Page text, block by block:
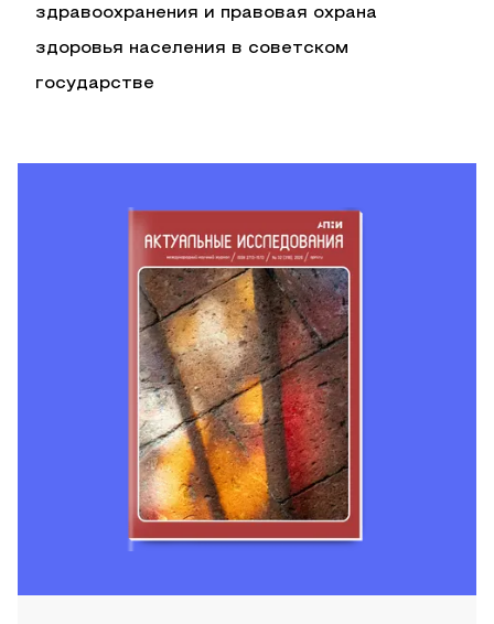
здравоохранения и правовая охрана
здоровья населения в советском
государстве